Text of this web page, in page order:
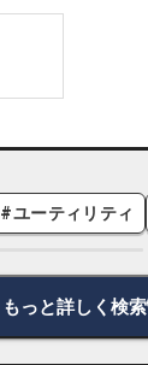
#ユーティリティ
もっと詳しく検索